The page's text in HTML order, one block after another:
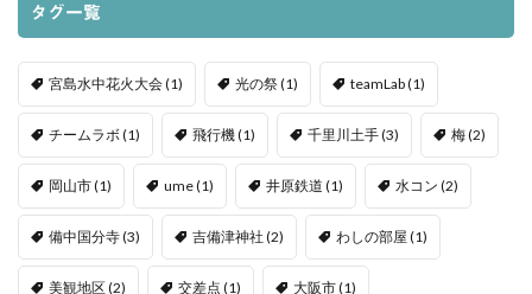
タグ一覧
宮島水中花火大会(1) 光の祭(1) teamLab(1)
チームラボ (1) 飛行機(1) 千里川土手(3) 梅(2)
岡山市(1) ume(1) 井原鉄道 (1) 水コン (2)
備中国分寺(3) 吉備津神社 (2) わしの部屋 (1)
美観地区(2) 交差点 (1) 大阪市(1)